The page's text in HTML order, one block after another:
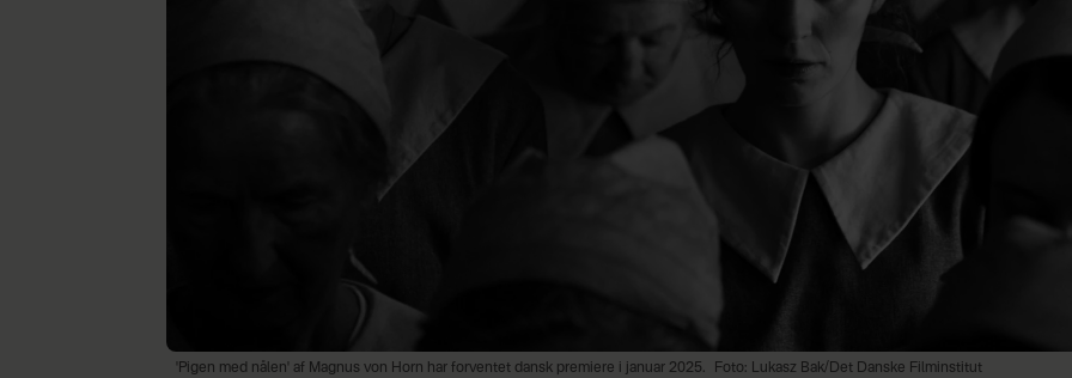
'Pigen med nålen' af Magnus von Horn har forventet dansk premiere i januar 2025. Foto: Lukasz Bak/Det Danske Filminstitut